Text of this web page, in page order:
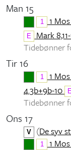
Man 15
1 1 Mos
E
Mark
Tidebønner
Tir 16
1 1 Mos
4.3b+9b-10
E
Tidebønner
Ons 17
V (De syv
1 1 Mos